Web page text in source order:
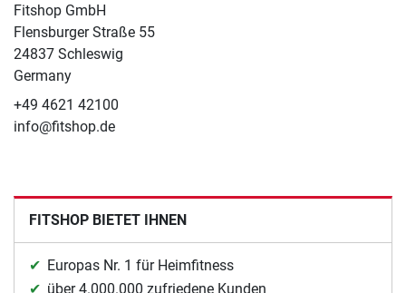
Fitshop GmbH
Flensburger Straße 55
24837 Schleswig
Germany
+49 4621 42100
info@fitshop.de
FITSHOP BIETET IHNEN
Europas Nr. 1 für Heimfitness
über 4.000.000 zufriedene Kunden